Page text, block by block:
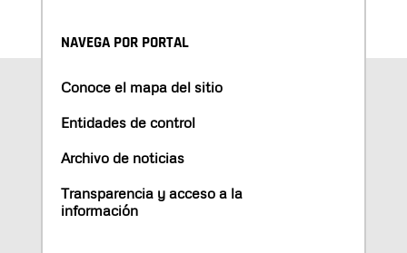
NAVEGA POR PORTAL
Conoce el mapa del sitio
Entidades de control
Archivo de noticias
Transparencia y acceso a la
información